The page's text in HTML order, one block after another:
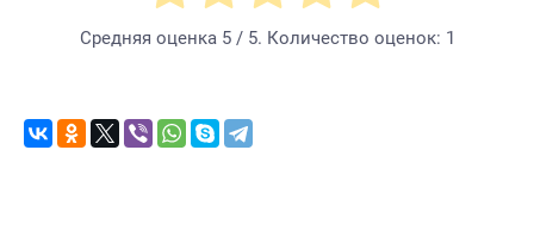
Средняя оценка 5/ 5. Количество оценок: 1